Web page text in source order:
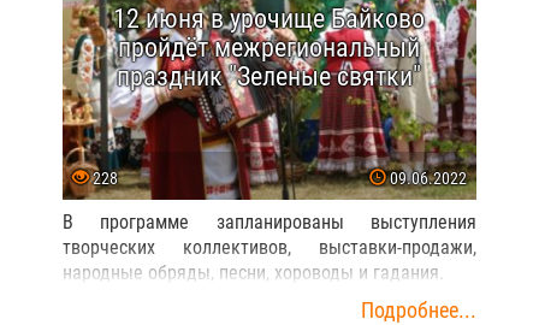
12 июня в урочище Байково
пройдёт межрегиональный
праздник "Зеленые святки"
228 09.06.2022
В программе запланированы выступления
творческих коллективов, выставки-продажи,
народные обряды, песни, хороводы и гадания.
Подробнее...